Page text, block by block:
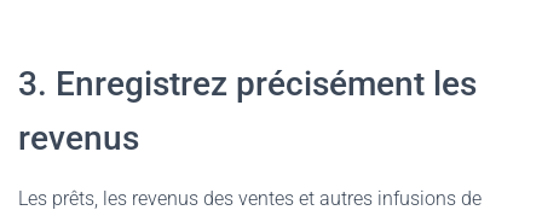
3. Enregistrez précisément les
revenus
Les prêts, les revenus des ventes et autres infusions de